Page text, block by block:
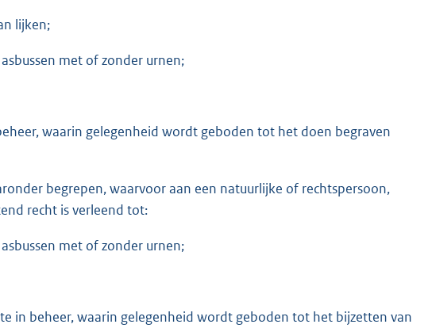
lijken;
met of zonder urnen;
waarin gelegenheid wordt geboden tot het doen begraven
begrepen, waarvoor aan een natuurlijke of rechtspersoon,
recht is verleend tot:
met of zonder urnen;
in beheer, waarin gelegenheid wordt geboden tot het bijzetten van